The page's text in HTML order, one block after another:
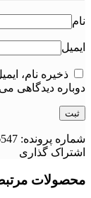
نام
ایمیل
ذخیره نام،
دوباره دیدگاهی
شماره پرونده:
اشتراک گذاری
محصولات